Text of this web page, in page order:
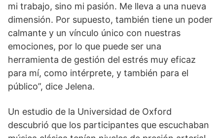
mi trabajo, sino mi pasión. Me lleva a una nueva
dimensión. Por supuesto, también tiene un poder
calmante y un vínculo único con nuestras
emociones, por lo que puede ser una
herramienta de gestión del estrés muy eficaz
para mí, como intérprete, y también para el
público”, dice Jelena.
Un estudio de la Universidad de Oxford
descubrió que los participantes que escuchaban